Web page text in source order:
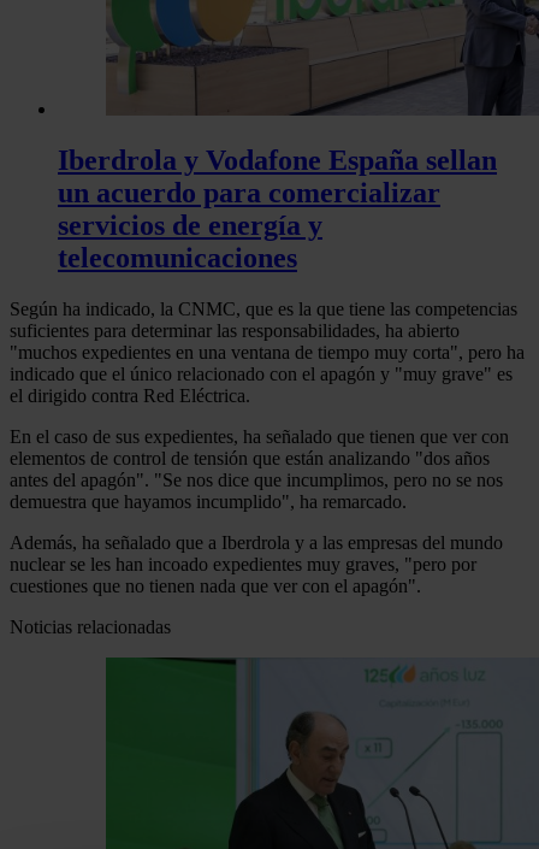
Iberdrola y Vodafone España sellan
un acuerdo para comercializar
servicios de energía y
telecomunicaciones
Según ha indicado, la CNMC, que es la que tiene las competencias
suficientes para determinar las responsabilidades, ha abierto
"muchos expedientes en una ventana de tiempo muy corta", pero ha
indicado que el único relacionado con el apagón y "muy grave" es
el dirigido contra Red Eléctrica.
En el caso de sus expedientes, ha señalado que tienen que ver con
elementos de control de tensión que están analizando "dos años
antes del apagón". "Se nos dice que incumplimos, pero no se nos
demuestra que hayamos incumplido", ha remarcado.
Además, ha señalado que a Iberdrola y a las empresas del mundo
nuclear se les han incoado expedientes muy graves, "pero por
cuestiones que no tienen nada que ver con el apagón".
Noticias relacionadas